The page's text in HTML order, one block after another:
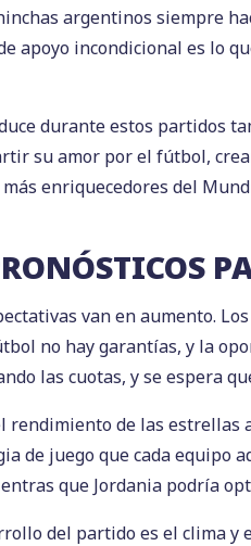
argentinos siempre
apoyo incondicional es lo
durante estos partidos
su amor por el fútbol,
enriquecedores del
van en aumento.
no hay garantías, y la
las cuotas, y se espera
rendimiento de las
de juego que cada equipo
que Jordania podría
del partido es el clima y